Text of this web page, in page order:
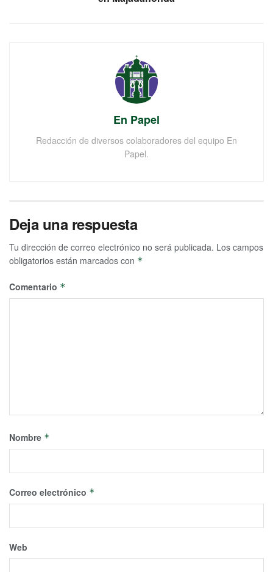
En Papel
Redacción de diversos colaboradores del equipo En
Papel.
Deja una respuesta
Tu dirección de correo electrónico no será publicada. Los campos
obligatorios están marcados con *
Comentario *
Nombre *
Correo electrónico *
Web